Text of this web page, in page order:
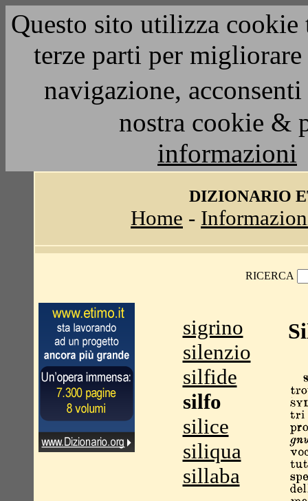
Questo sito utilizza
terze parti per
navigazione,
nostra cookie &
informazioni
DIZIONARIO
Home -
RICERCA
sigrino
silenzio
silfide
silfo
silice
siliqua
sillaba